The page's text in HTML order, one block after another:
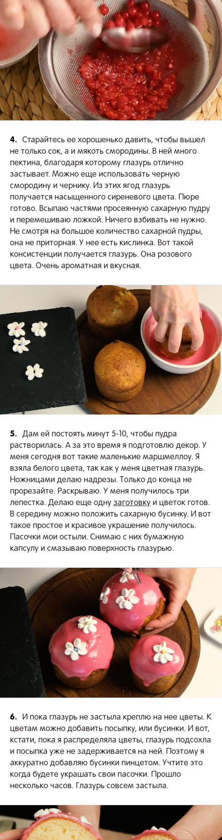
4.
Старайтесь ее хорошенько давить, чтобы вышел
не только сок, а и мякоть смородины. В ней много
пектина, благодаря которому глазурь отлично
застывает. Можно еще использовать черную
смородину и чернику. Из этих ягод глазурь
получается насыщенного сиреневого цвета. Пюре
готово. Всыпаю частями просеянную сахарную пудру
и перемешиваю ложкой. Ничего взбивать не нужно.
Не смотря на большое количество сахарной пудры,
она не приторная. У нее есть кислинка. Вот такой
консистенции получается глазурь. Она розового
цвета. Очень ароматная и вкусная.
5.
Дам ей постоять минут 5-10, чтобы пудра
растворилась. А за это время я подготовлю декор. У
меня сегодня вот такие маленькие маршмеллоу. Я
взяла белого цвета, так как у меня цветная глазурь.
Ножницами делаю надрезы. Только до конца не
прорезайте. Раскрываю. У меня получилось три
лепестка. Делаю еще одну заготовку и цветок готов.
В середину можно положить сахарную бусинку. И вот
такое простое и красивое украшение получилось.
Пасочки мои остыли. Снимаю с них бумажную
капсулу и смазываю поверхность глазурью.
6.
И пока глазурь не застыла креплю на нее цветы. К
цветам можно добавить посыпку, или бусинки. И вот,
кстати, пока я распределяла цветы, глазурь подсохла
и посыпка уже не задерживается на ней. Поэтому я
аккуратно добавляю бусинки пинцетом. Учтите это
когда будете украшать свои пасочки. Прошло
несколько часов. Глазурь совсем застыла.